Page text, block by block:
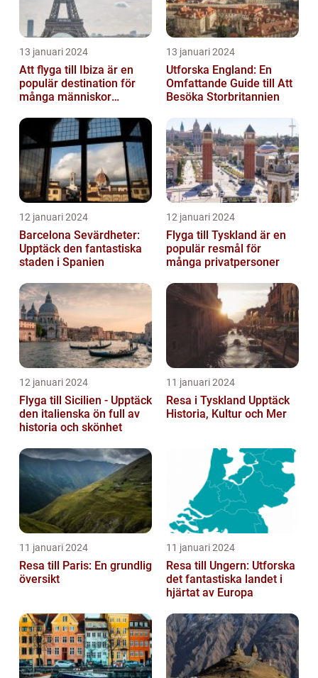
13 januari 2024
Att flyga till Ibiza är en
populär destination för
många människor
13 januari 2024
Utforska England: En
Omfattande Guide till Att
Besöka Storbritannien
12 januari 2024
Barcelona Sevärdheter:
Upptäck den fantastiska
staden i Spanien
12 januari 2024
Flyga till Tyskland är en
populär resmål för
många privatpersoner
12 januari 2024
Flyga till Sicilien - Upptäck
den italienska ön full av
historia och skönhet
11 januari 2024
Resa i Tyskland Upptäck
Historia, Kultur och Mer
11 januari 2024
Resa till Paris: En grundlig
översikt
11 januari 2024
Resa till Ungern: Utforska
det fantastiska landet i
hjärtat av Europa